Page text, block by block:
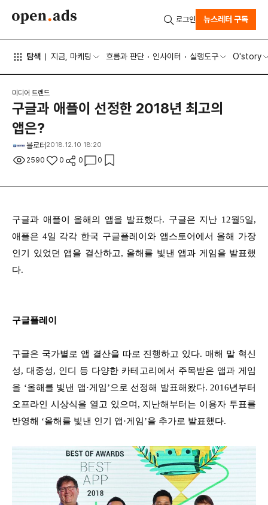
탐색 지금, 마케팅 흐름과 판단 인사이터 실행도구 O'story
로그인 뉴스레터 구독
미디어 트렌드
구글과 애플이 선정한 2018년 최고의
앱은?
블로터 2018.12.10 18:20
2590 0 0 0
구글과 애플이 올해의 앱을 발표했다. 구글은 지난 12월5일,
애플은 4일 각각 한국 구글플레이와 앱스토어에서 올해 가장
인기 있었던 앱을 결산하고, 올해를 빛낸 앱과 게임을 발표했
다.
구글플레이
구글은 국가별로 앱 결산을 따로 진행하고 있다. 매해 말 혁신
성, 대중성, 인디 등 다양한 카테고리에서 주목받은 앱과 게임
을 ‘올해를 빛낸 앱·게임’으로 선정해 발표해왔다. 2016년부터
오프라인 시상식을 열고 있으며, 지난해부터는 이용자 투표를
반영해 ‘올해를 빛낸 인기 앱·게임’을 추가로 발표했다.